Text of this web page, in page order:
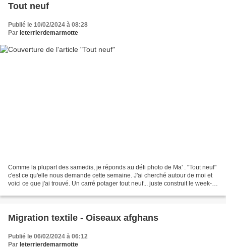
Tout neuf
Publié le 10/02/2024 à 08:28
Par leterrierdemarmotte
Comme la plupart des samedis, je réponds au défi photo de Ma' . "Tout neuf"
c'est ce qu'elle nous demande cette semaine. J'ai cherché autour de moi et
voici ce que j'ai trouvé. Un carré potager tout neuf... juste construit le week-
Migration textile - Oiseaux afghans
Publié le 06/02/2024 à 06:12
Par leterrierdemarmotte